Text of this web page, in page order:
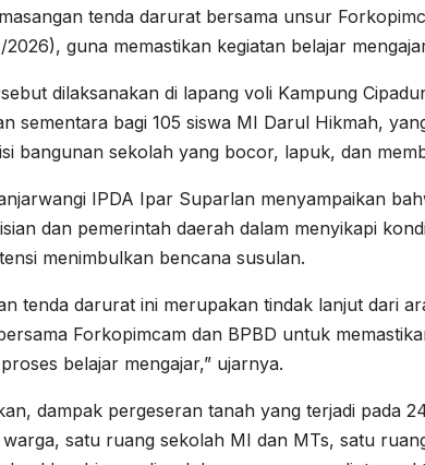
tenda darurat bersama unsur
2026), guna memastikan kegiatan belajar
dilaksanakan di lapang voli Kampung
sementara bagi 105 siswa MI Darul Hikmah,
bangunan sekolah yang bocor, lapuk, dan
IPDA Ipar Suparlan menyampaikan
dan pemerintah daerah dalam menyikapi
menimbulkan bencana susulan.
tenda darurat ini merupakan tindak lanjut dari
Forkopimcam dan BPBD untuk
belajar mengajar,” ujarnya.
dampak pergeseran tanah yang terjadi pada
satu ruang sekolah MI dan MTs, satu